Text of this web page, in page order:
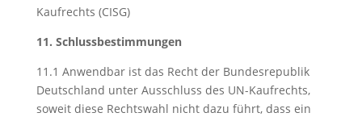
Kaufrechts (CISG)
11. Schlussbestimmungen
11.1 Anwendbar ist das Recht der Bundesrepublik
Deutschland unter Ausschluss des UN-Kaufrechts,
soweit diese Rechtswahl nicht dazu führt, dass ein